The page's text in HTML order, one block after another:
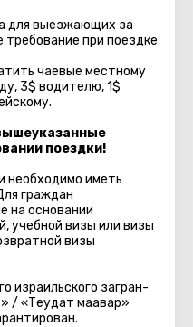
для выезжающих за
требование при поездке
чаевые местному
3$ водителю, 1$
поездки!
необходимо иметь
граждан
на основании
учебной визы или визы
визы
израильского загран-
/ «Теудат маавар»